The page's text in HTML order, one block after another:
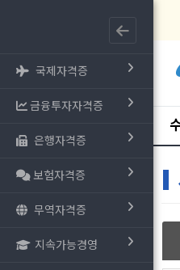
국제자격증
금융투자자격증
은행자격증
보험자격증
무역자격증
지속가능경영